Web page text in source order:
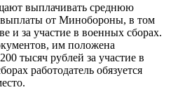
выплачивать среднюю
выплаты от Минобороны, в том
и за участие в военных сборах.
им положена
тысяч рублей за участие в
работодатель обязуется